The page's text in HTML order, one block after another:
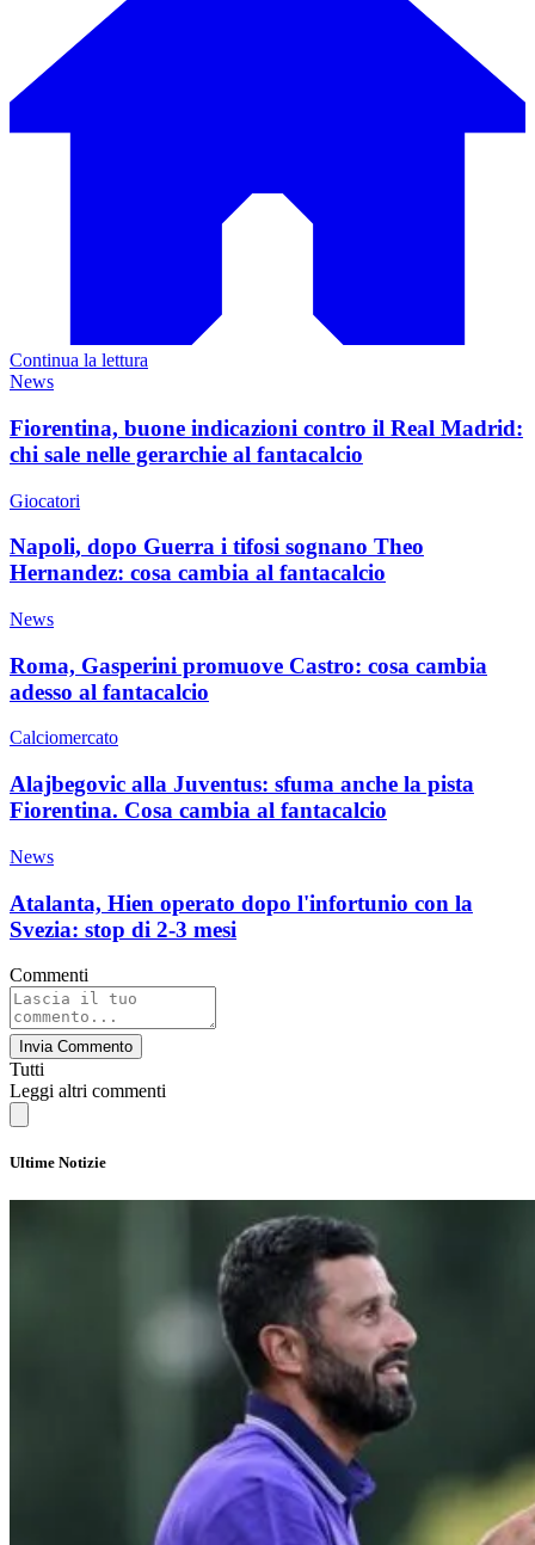
Continua la lettura
News
Fiorentina, buone indicazioni contro il Real Madrid:
chi sale nelle gerarchie al fantacalcio
Giocatori
Napoli, dopo Guerra i tifosi sognano Theo
Hernandez: cosa cambia al fantacalcio
News
Roma, Gasperini promuove Castro: cosa cambia
adesso al fantacalcio
Calciomercato
Alajbegovic alla Juventus: sfuma anche la pista
Fiorentina. Cosa cambia al fantacalcio
News
Atalanta, Hien operato dopo l'infortunio con la
Svezia: stop di 2-3 mesi
Commenti
Invia Commento
Tutti
Leggi altri commenti
Ultime Notizie